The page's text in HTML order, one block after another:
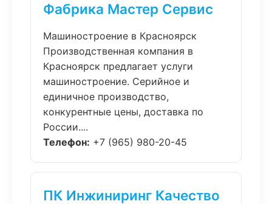
Фабрика Мастер Сервис
Машиностроение в Красноярск
Производственная компания в
Красноярск предлагает услуги
машиностроение. Серийное и
единичное производство,
конкурентные цены, доставка по
России....
Телефон: +7 (965) 980-20-45
ПК Инжиниринг Качество